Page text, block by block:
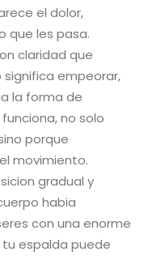
el dolor,
que les pasa.
claridad que
significa empeorar,
la forma de
no solo
porque
movimiento.
gradual y
habia
con una enorme
espalda puede